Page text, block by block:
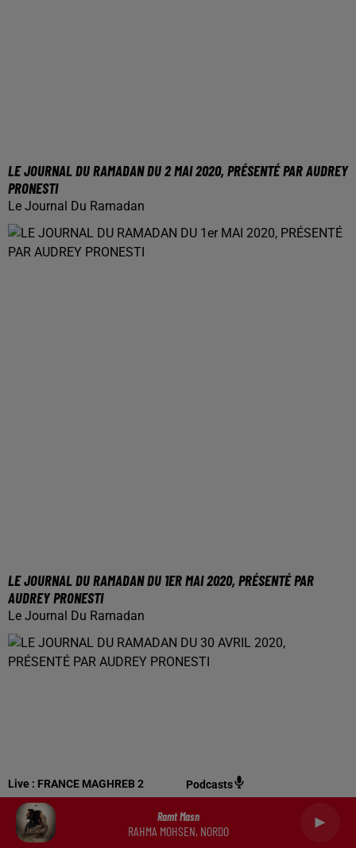
Live : FRANCE MAGHREB 2 Podcasts
Ramt Masn
RAHMA MOHSEN, NORDO
LE JOURNAL DU RAMADAN DU 2 MAI 2020, PRÉSENTÉ PAR AUDREY
PRONESTI
Le Journal Du Ramadan
LE JOURNAL DU RAMADAN DU 1ER MAI 2020, PRÉSENTÉ PAR
AUDREY PRONESTI
Le Journal Du Ramadan